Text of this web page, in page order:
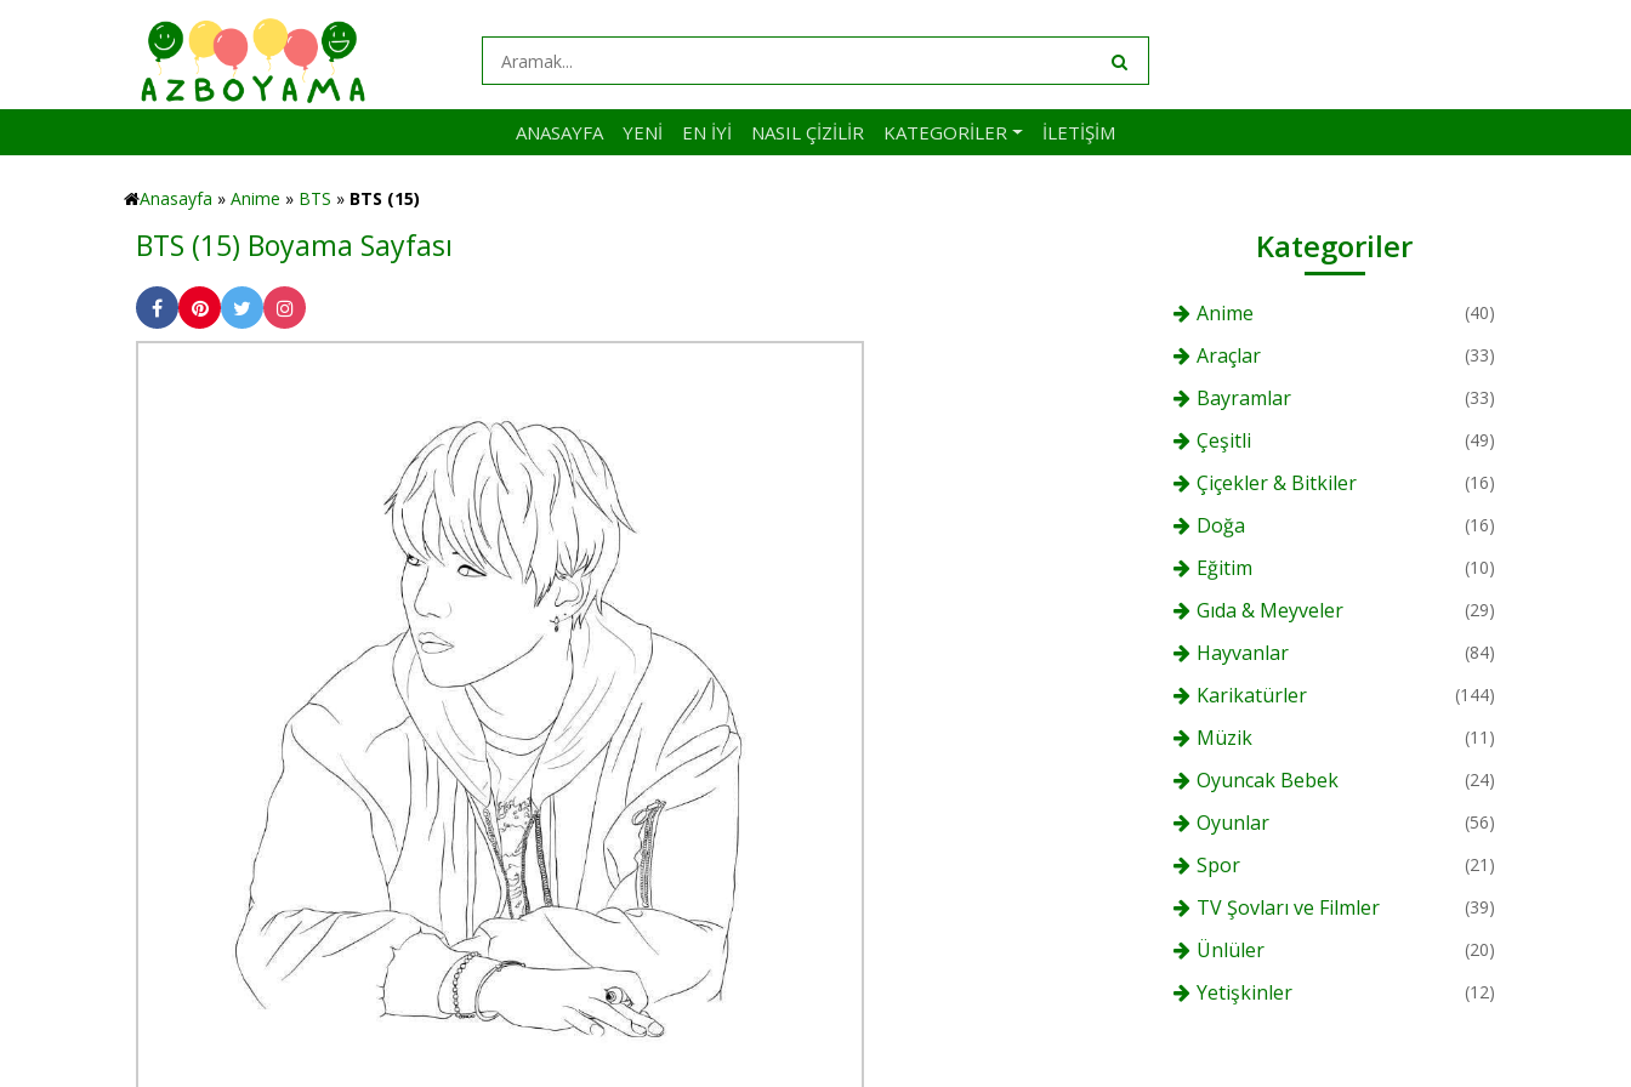
ANASAYFA YENI EN İYI NASIL ÇIZILIR KATEGORILER İLETIŞIM
Anasayfa » Anime » BTS » BTS (15)
BTS (15) Boyama Sayfası Kategoriler
Anime (40)
Araçlar (33)
Bayramlar (33)
Çeşitli (49)
Çiçekler & Bitkiler (16)
Doğa (16)
Eğitim (10)
Gıda & Meyveler (29)
Hayvanlar (84)
Karikatürler (144)
Müzik (11)
Oyuncak Bebek (24)
Oyunlar (56)
Spor (21)
TV Şovları ve Filmler (39)
Ünlüler (20)
Yetişkinler (12)